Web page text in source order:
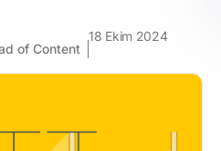
of Content
18 Ekim 2024